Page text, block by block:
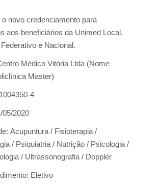
o novo credenciamento para
aos beneficiários da Unimed Local,
Federativo e Nacional.
Médico Vitória Ltda (Nome
Master)
4
05/2020
Acupuntura / Fisioterapia /
/ Psiquiatria / Nutrição / Psicologia /
/ Ultrassonografia / Doppler
Eletivo